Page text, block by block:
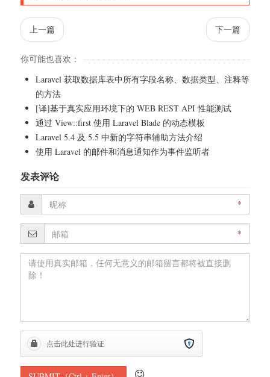
上一篇 下一篇
你可能也喜欢：
Laravel 获取数据库表中所有字段名称、数据类型、注释等
的方法
[译]基于真实应用环境下的 WEB REST API 性能测试
通过 View::first 使用 Laravel Blade 的动态模板
Laravel 5.4 及 5.5 中新的字符串辅助方法介绍
使用 Laravel 的邮件和消息通知作为事件监听者
发表评论
*
*